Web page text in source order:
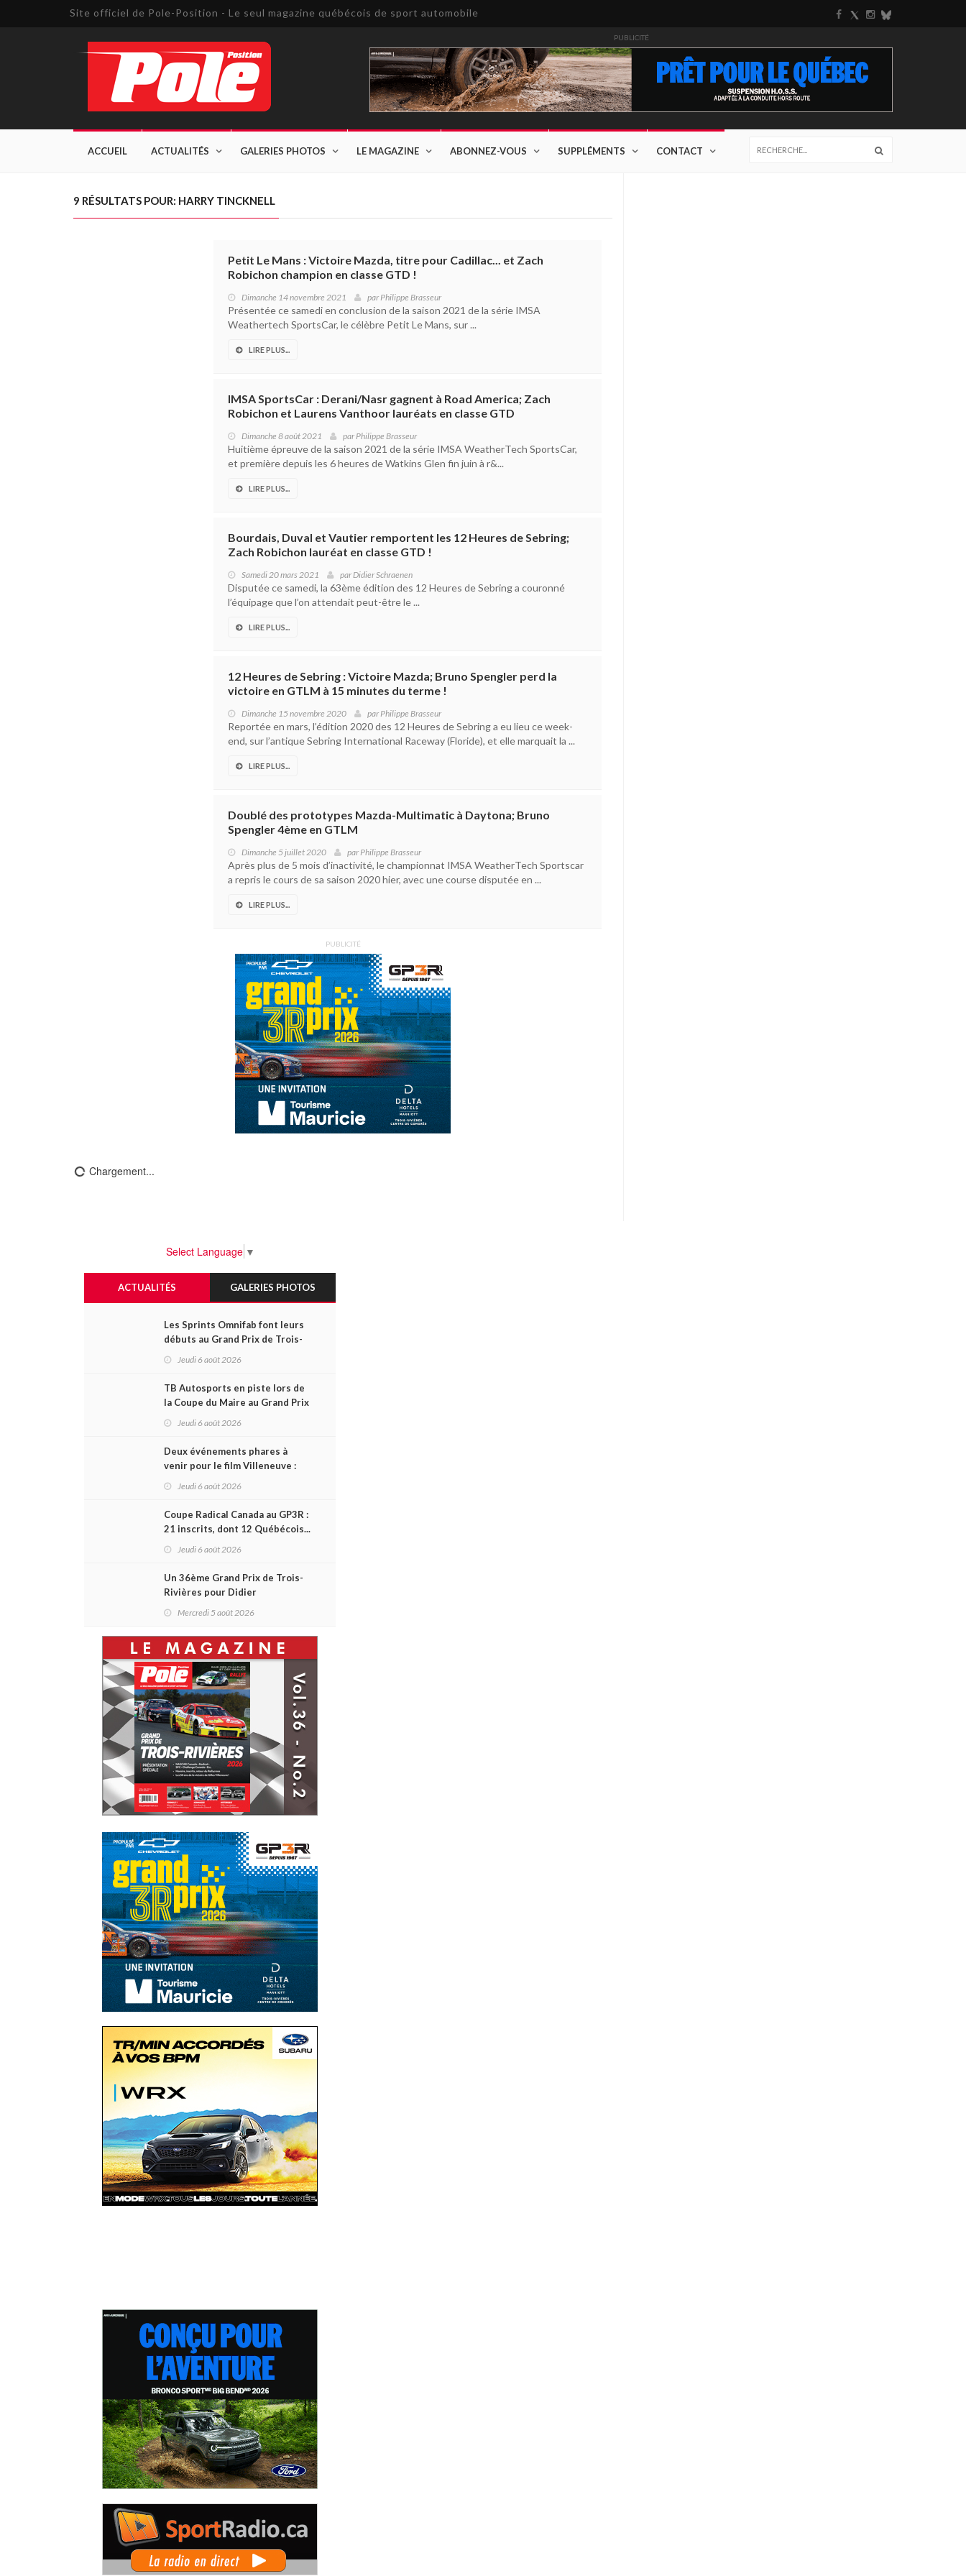
Site officiel de Pole-Position - Le seul magazine québécois de sport automobile
PUBLICITÉ
ACCUEIL ACTUALITÉS GALERIES PHOTOS LE MAGAZINE ABONNEZ-VOUS SUPPLÉMENTS CONTACT
9 RÉSULTATS POUR: HARRY TINCKNELL
Petit Le Mans : Victoire Mazda, titre pour Cadillac... et Zach
Robichon champion en classe GTD !
Dimanche 14 novembre 2021 parPhilippe Brasseur
Présentée ce samedi en conclusion de la saison 2021 de la série IMSA
Weathertech SportsCar, le célèbre Petit Le Mans, sur ...
LIRE PLUS...
IMSA SportsCar : Derani/Nasr gagnent à Road America; Zach
Robichon et Laurens Vanthoor lauréats en classe GTD
Dimanche 8 août 2021 parPhilippe Brasseur
Huitième épreuve de la saison 2021 de la série IMSA WeatherTech SportsCar,
et première depuis les 6 heures de Watkins Glen fin juin à r&...
LIRE PLUS...
Bourdais, Duval et Vautier remportent les 12 Heures de Sebring;
Zach Robichon lauréat en classe GTD !
Samedi 20 mars 2021 parDidier Schraenen
Disputée ce samedi, la 63ème édition des 12 Heures de Sebring a couronné
l’équipage que l’on attendait peut-être le ...
LIRE PLUS...
12 Heures de Sebring : Victoire Mazda; Bruno Spengler perd la
victoire en GTLM à 15 minutes du terme !
Dimanche 15 novembre 2020 parPhilippe Brasseur
Reportée en mars, l’édition 2020 des 12 Heures de Sebring a eu lieu ce week-
end, sur l’antique Sebring International Raceway (Floride), et elle marquait la ...
LIRE PLUS...
Doublé des prototypes Mazda-Multimatic à Daytona; Bruno
Spengler 4ème en GTLM
Dimanche 5 juillet 2020 parPhilippe Brasseur
Après plus de 5 mois d’inactivité, le championnat IMSA WeatherTech Sportscar
a repris le cours de sa saison 2020 hier, avec une course disputée en ...
LIRE PLUS...
PUBLICITÉ
Chargement...
Select Language ▼
ACTUALITÉS GALERIES PHOTOS
Les Sprints Omnifab font leurs
débuts au Grand Prix de Trois-
Rivières avec un format inspiré
Jeudi 6 août 2026
TB Autosports en piste lors de
la Coupe du Maire au Grand Prix
de Trois-Rivières
Jeudi 6 août 2026
Deux événements phares à
venir pour le film Villeneuve :
L'ascension d'une légende (+
Jeudi 6 août 2026
Coupe Radical Canada au GP3R :
21 inscrits, dont 12 Québécois...
et un premier gain d'Antoine
Jeudi 6 août 2026
Un 36ème Grand Prix de Trois-
Rivières pour Didier
Schraenen... et une première en
Mercredi 5 août 2026